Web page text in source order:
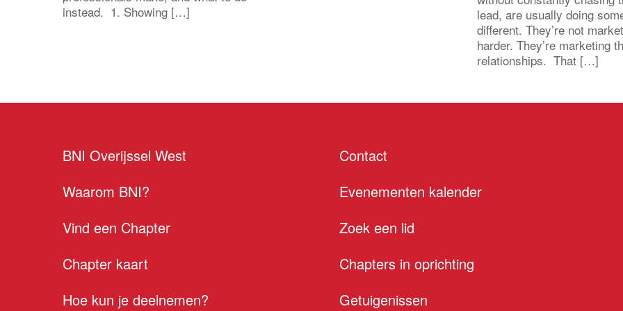
instead. 1. Showing […]
lead, are usually doing
different. They’re not
harder. They’re marketing
relationships. That […]
BNI Overijssel West
Waarom BNI?
Vind een Chapter
Chapter kaart
Hoe kun je deelnemen?
Contact
Evenementen kalender
Zoek een lid
Chapters in oprichting
Getuigenissen